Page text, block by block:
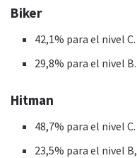
Biker
42,1% para el nivel C.
29,8% para el nivel B.
Hitman
48,7% para el nivel C.
23,5% para el nivel B,